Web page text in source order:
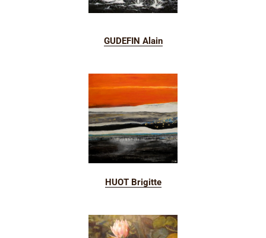
GUDEFIN Alain
HUOT Brigitte